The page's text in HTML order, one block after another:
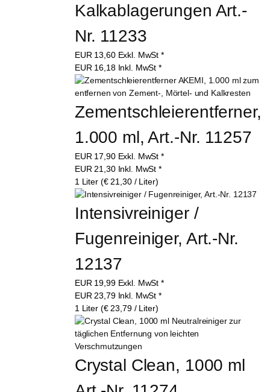
Kalkablagerungen Art.-
Nr. 11233
EUR 13,60 Exkl. MwSt *
EUR 16,18 Inkl. MwSt *
Zementschleierentferner,
1.000 ml, Art.-Nr. 11257
EUR 17,90 Exkl. MwSt *
EUR 21,30 Inkl. MwSt *
1 Liter (€ 21,30 / Liter)
Intensivreiniger /
Fugenreiniger, Art.-Nr.
12137
EUR 19,99 Exkl. MwSt *
EUR 23,79 Inkl. MwSt *
1 Liter (€ 23,79 / Liter)
Crystal Clean, 1000 ml